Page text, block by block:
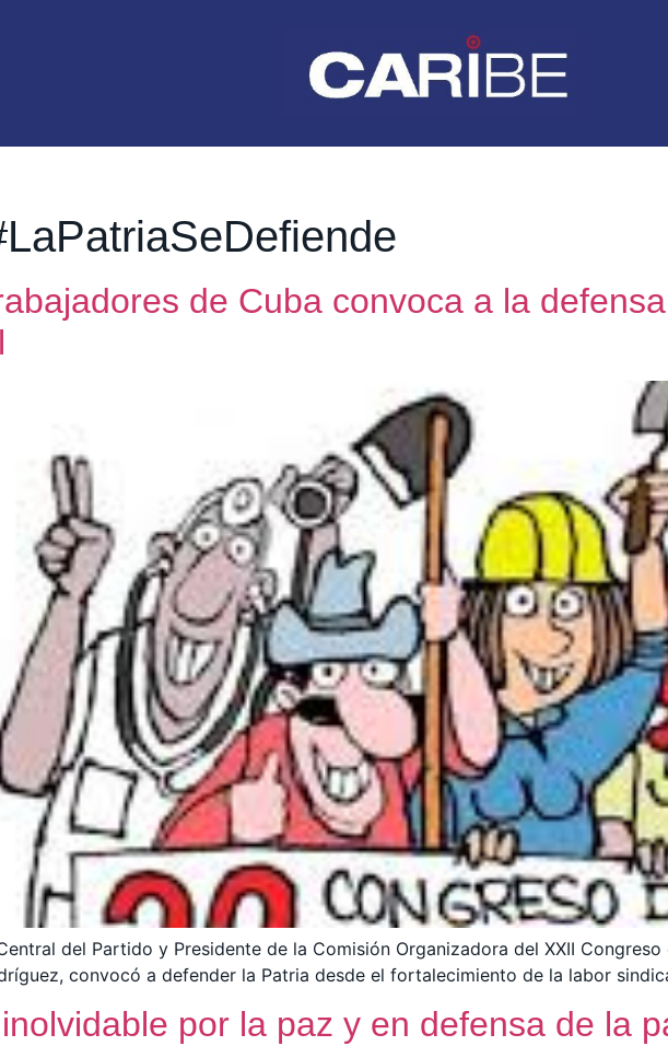
de Cuba convoca a la
del Partido y Presidente de la Comisión Organizadora del XXII
convocó a defender la Patria desde el fortalecimiento de la labor
por la paz y en defensa de la